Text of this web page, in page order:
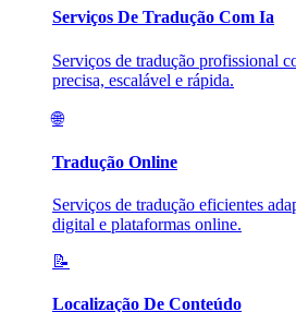
Serviços De Tradução Com Ia
Serviços de tradução profissional
precisa, escalável e rápida.
🌐
Tradução Online
Serviços de tradução eficientes
digital e plataformas online.
📝
Localização De Conteúdo